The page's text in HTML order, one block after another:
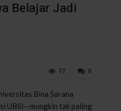
Belajar Jadi
0
77
Bina Sarana
UBSI—mungkin tak paling